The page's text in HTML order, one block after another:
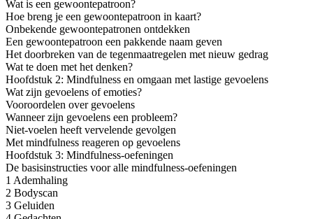
Wat is een gewoontepatroon?
Hoe breng je een gewoontepatroon in kaart?
Onbekende gewoontepatronen ontdekken
Een gewoontepatroon een pakkende naam geven
Het doorbreken van de tegenmaatregelen met nieuw gedrag
Wat te doen met het denken?
Hoofdstuk 2: Mindfulness en omgaan met lastige gevoelens
Wat zijn gevoelens of emoties?
Vooroordelen over gevoelens
Wanneer zijn gevoelens een probleem?
Niet-voelen heeft vervelende gevolgen
Met mindfulness reageren op gevoelens
Hoofdstuk 3: Mindfulness-oefeningen
De basisinstructies voor alle mindfulness-oefeningen
1 Ademhaling
2 Bodyscan
3 Geluiden